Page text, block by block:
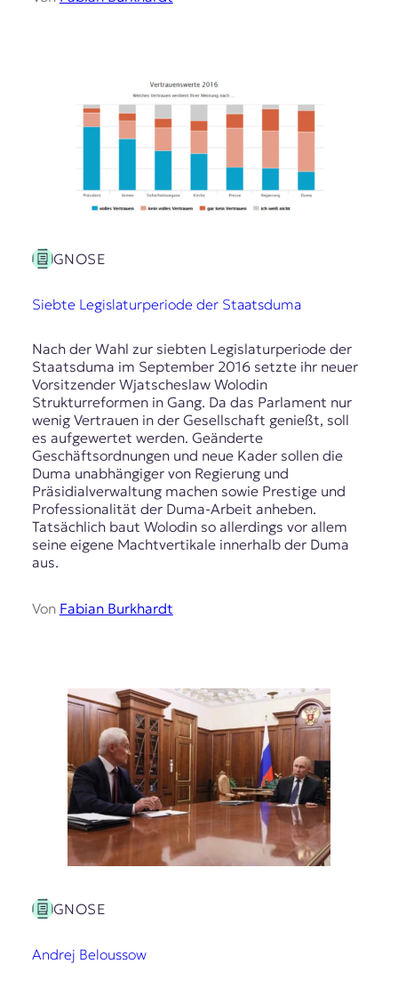
GNOSE
Siebte Legislaturperiode der Staatsduma
Nach der Wahl zur siebten Legislaturperiode der
Staatsduma im September 2016 setzte ihr neuer
Vorsitzender Wjatscheslaw Wolodin
Strukturreformen in Gang. Da das Parlament nur
wenig Vertrauen in der Gesellschaft genießt, soll
es aufgewertet werden. Geänderte
Geschäftsordnungen und neue Kader sollen die
Duma unabhängiger von Regierung und
Präsidialverwaltung machen sowie Prestige und
Professionalität der Duma-Arbeit anheben.
Tatsächlich baut Wolodin so allerdings vor allem
seine eigene Machtvertikale innerhalb der Duma
aus.
Von Fabian Burkhardt
GNOSE
Andrej Beloussow